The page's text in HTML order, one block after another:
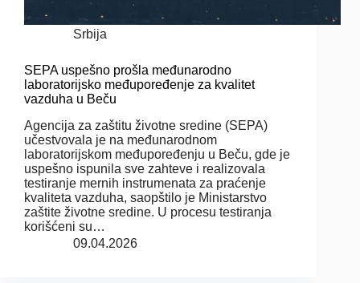
Srbija
SEPA uspešno prošla međunarodno
laboratorijsko međupoređenje za kvalitet
vazduha u Beču
Agencija za zaštitu životne sredine (SEPA)
učestvovala je na međunarodnom
laboratorijskom međupoređenju u Beču, gde je
uspešno ispunila sve zahteve i realizovala
testiranje mernih instrumenata za praćenje
kvaliteta vazduha, saopštilo je Ministarstvo
zaštite životne sredine. U procesu testiranja
korišćeni su…
09.04.2026